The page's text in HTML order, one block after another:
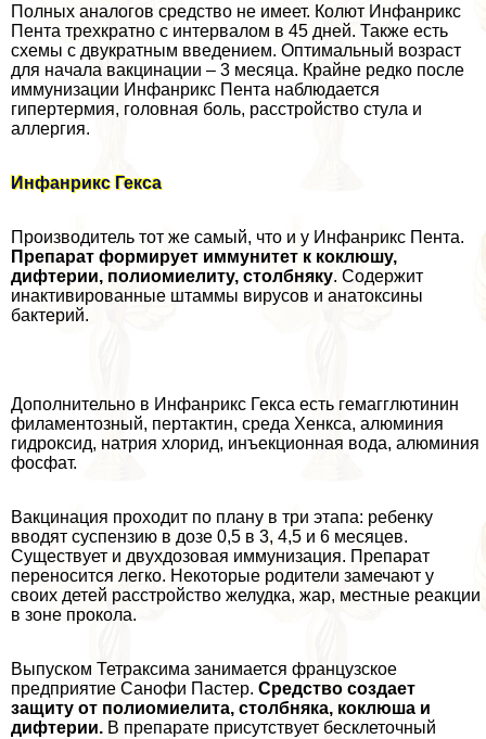
Полных аналогов средство не имеет. Колют Инфанрикс
Пента трехкратно с интервалом в 45 дней. Также есть
схемы с двукратным введением. Оптимальный возраст
для начала вакцинации – 3 месяца. Крайне редко после
иммунизации Инфанрикс Пента наблюдается
гипертермия, головная боль, расстройство стула и
аллергия.
Инфанрикс Гекса
Производитель тот же самый, что и у Инфанрикс Пента.
Препарат формирует иммунитет к коклюшу,
дифтерии, полиомиелиту, столбняку. Содержит
инактивированные штаммы вирусов и анатоксины
бактерий.
Дополнительно в Инфанрикс Гекса есть гемагглютинин
филаментозный, пертактин, среда Хенкса, алюминия
гидроксид, натрия хлорид, инъекционная вода, алюминия
фосфат.
Вакцинация проходит по плану в три этапа: ребенку
вводят суспензию в дозе 0,5 в 3, 4,5 и 6 месяцев.
Существует и двухдозовая иммунизация. Препарат
переносится легко. Некоторые родители замечают у
своих детей расстройство желудка, жар, местные реакции
в зоне прокола.
Выпуском Тетpaксима занимается французское
предприятие Санофи Пастер. Средство создает
защиту от полиомиелита, столбняка, коклюша и
дифтерии. В препарате присутствует бесклеточный